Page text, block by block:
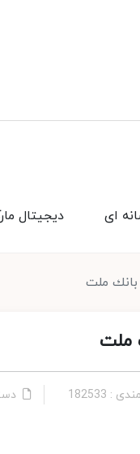
دیجیتال ای
بانك ملت
ملت
: 182533